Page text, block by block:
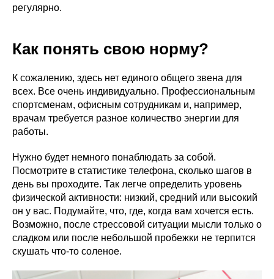
регулярно.
Как понять свою норму?
К сожалению, здесь нет единого общего звена для
всех. Все очень индивидуально. Профессиональным
спортсменам, офисным сотрудникам и, например,
врачам требуется разное количество энергии для
работы.
Нужно будет немного понаблюдать за собой.
Посмотрите в статистике телефона, сколько шагов в
день вы проходите. Так легче определить уровень
физической активности: низкий, средний или высокий
он у вас. Подумайте, что, где, когда вам хочется есть.
Возможно, после стрессовой ситуации мысли только о
сладком или после небольшой пробежки не терпится
скушать что-то соленое.